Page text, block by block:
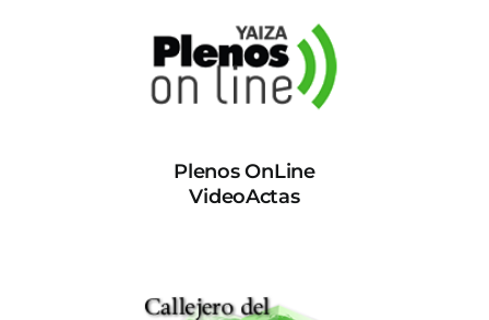
Plenos OnLine
VideoActas